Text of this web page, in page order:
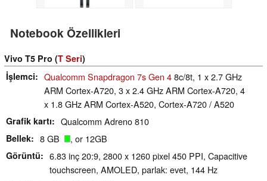
Notebook Özellikleri
Vivo T5 Pro (T Seri)
İşlemci
Qualcomm Snapdragon 7s Gen 48c/8t, 1 x 2.7 GHz
ARM Cortex-A720, 3 x 2.4 GHz ARM Cortex-A720, 4
x 1.8 GHz ARM Cortex-A520, Cortex-A720 / A520
Grafik kartı Qualcomm Adreno 810
Bellek 8 GB , or 12GB
Görüntü
6.83 inç 20:9, 2800 x 1260 pixel 450 PPI, Capacitive
touchscreen, AMOLED, parlak: evet, 144 Hz